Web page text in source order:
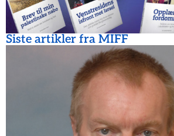
Siste artikler fra MIFF